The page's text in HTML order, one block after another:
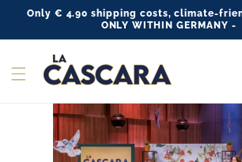
Skip to
content
Only € 4.90 shipping costs, climate-
ONLY WITHIN GERMANY -